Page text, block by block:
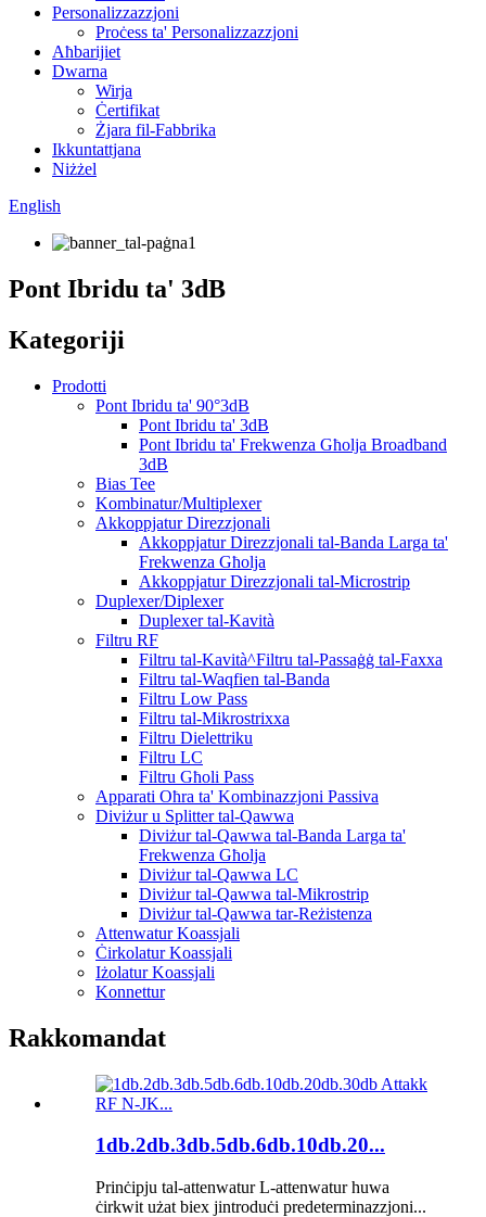
Personalizzazzjoni
Proċess ta' Personalizzazzjoni
Aħbarijiet
Dwarna
Wirja
Ċertifikat
Żjara fil-Fabbrika
Ikkuntattjana
Niżżel
English
Pont Ibridu ta' 3dB
Kategoriji
Prodotti
Pont Ibridu ta' 90°3dB
Pont Ibridu ta' 3dB
Pont Ibridu ta' Frekwenza Għolja Broadband
3dB
Bias Tee
Kombinatur/Multiplexer
Akkoppjatur Direzzjonali
Akkoppjatur Direzzjonali tal-Banda Larga ta'
Frekwenza Għolja
Akkoppjatur Direzzjonali tal-Microstrip
Duplexer/Diplexer
Duplexer tal-Kavità
Filtru RF
Filtru tal-Kavità^Filtru tal-Passaġġ tal-Faxxa
Filtru tal-Waqfien tal-Banda
Filtru Low Pass
Filtru tal-Mikrostrixxa
Filtru Dielettriku
Filtru LC
Filtru Għoli Pass
Apparati Oħra ta' Kombinazzjoni Passiva
Diviżur u Splitter tal-Qawwa
Diviżur tal-Qawwa tal-Banda Larga ta'
Frekwenza Għolja
Diviżur tal-Qawwa LC
Diviżur tal-Qawwa tal-Mikrostrip
Diviżur tal-Qawwa tar-Reżistenza
Attenwatur Koassjali
Ċirkolatur Koassjali
Iżolatur Koassjali
Konnettur
Rakkomandat
1db.2db.3db.5db.6db.10db.20...
Prinċipju tal-attenwatur L-attenwatur huwa
ċirkwit użat biex jintroduċi predeterminazzjoni...